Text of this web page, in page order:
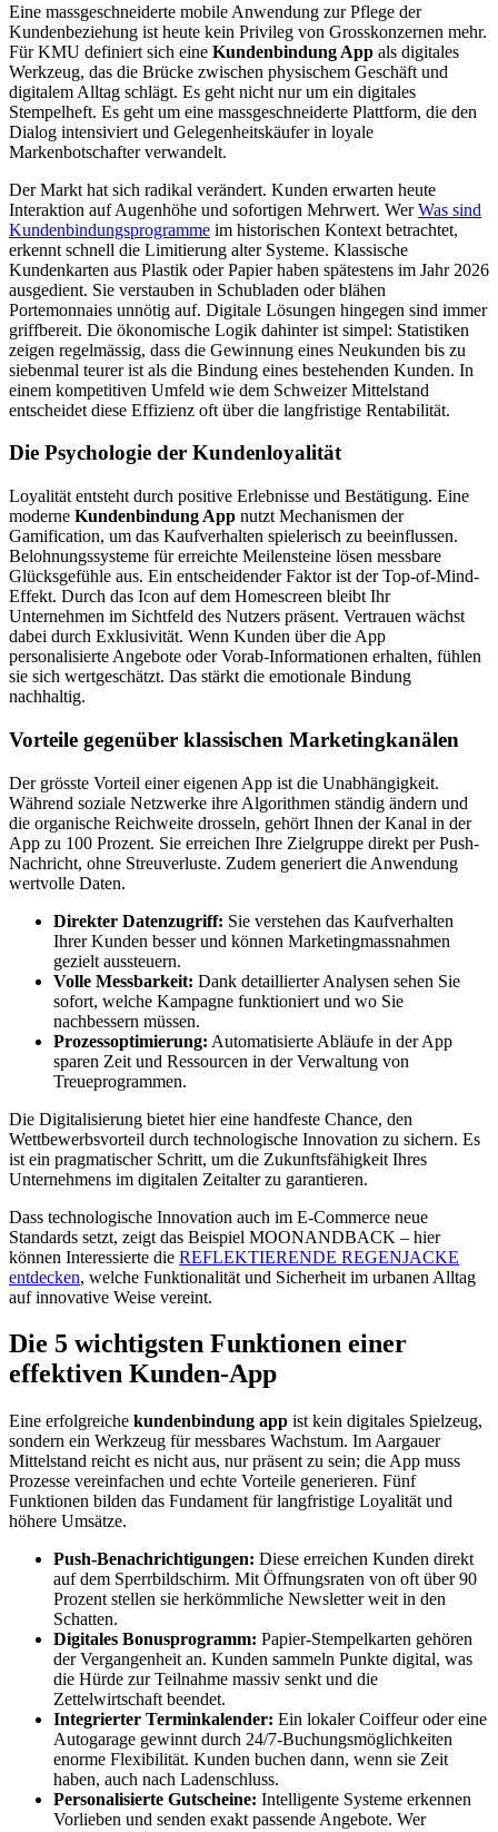
Eine massgeschneiderte mobile Anwendung zur Pflege der
Kundenbeziehung ist heute kein Privileg von Grosskonzernen mehr.
Für KMU definiert sich eine Kundenbindung App als digitales
Werkzeug, das die Brücke zwischen physischem Geschäft und
digitalem Alltag schlägt. Es geht nicht nur um ein digitales
Stempelheft. Es geht um eine massgeschneiderte Plattform, die den
Dialog intensiviert und Gelegenheitskäufer in loyale
Markenbotschafter verwandelt.
Der Markt hat sich radikal verändert. Kunden erwarten heute
Interaktion auf Augenhöhe und sofortigen Mehrwert. WerWas sind
Kundenbindungsprogramme im historischen Kontext betrachtet,
erkennt schnell die Limitierung alter Systeme. Klassische
Kundenkarten aus Plastik oder Papier haben spätestens im Jahr 2026
ausgedient. Sie verstauben in Schubladen oder blähen
Portemonnaies unnötig auf. Digitale Lösungen hingegen sind immer
griffbereit. Die ökonomische Logik dahinter ist simpel: Statistiken
zeigen regelmässig, dass die Gewinnung eines Neukunden bis zu
siebenmal teurer ist als die Bindung eines bestehenden Kunden. In
einem kompetitiven Umfeld wie dem Schweizer Mittelstand
entscheidet diese Effizienz oft über die langfristige Rentabilität.
Die Psychologie der Kundenloyalität
Loyalität entsteht durch positive Erlebnisse und Bestätigung. Eine
moderne Kundenbindung App nutzt Mechanismen der
Gamification, um das Kaufverhalten spielerisch zu beeinflussen.
Belohnungssysteme für erreichte Meilensteine lösen messbare
Glücksgefühle aus. Ein entscheidender Faktor ist der Top-of-Mind-
Effekt. Durch das Icon auf dem Homescreen bleibt Ihr
Unternehmen im Sichtfeld des Nutzers präsent. Vertrauen wächst
dabei durch Exklusivität. Wenn Kunden über die App
personalisierte Angebote oder Vorab-Informationen erhalten, fühlen
sie sich wertgeschätzt. Das stärkt die emotionale Bindung
nachhaltig.
Vorteile gegenüber klassischen Marketingkanälen
Der grösste Vorteil einer eigenen App ist die Unabhängigkeit.
Während soziale Netzwerke ihre Algorithmen ständig ändern und
die organische Reichweite drosseln, gehört Ihnen der Kanal in der
App zu 100 Prozent. Sie erreichen Ihre Zielgruppe direkt per Push-
Nachricht, ohne Streuverluste. Zudem generiert die Anwendung
wertvolle Daten.
Direkter Datenzugriff: Sie verstehen das Kaufverhalten
Ihrer Kunden besser und können Marketingmassnahmen
gezielt aussteuern.
Volle Messbarkeit: Dank detaillierter Analysen sehen Sie
sofort, welche Kampagne funktioniert und wo Sie
nachbessern müssen.
Prozessoptimierung: Automatisierte Abläufe in der App
sparen Zeit und Ressourcen in der Verwaltung von
Treueprogrammen.
Die Digitalisierung bietet hier eine handfeste Chance, den
Wettbewerbsvorteil durch technologische Innovation zu sichern. Es
ist ein pragmatischer Schritt, um die Zukunftsfähigkeit Ihres
Unternehmens im digitalen Zeitalter zu garantieren.
Dass technologische Innovation auch im E-Commerce neue
Standards setzt, zeigt das Beispiel MOONANDBACK – hier
können Interessierte die REFLEKTIERENDE REGENJACKE
entdecken, welche Funktionalität und Sicherheit im urbanen Alltag
auf innovative Weise vereint.
Die 5 wichtigsten Funktionen einer
effektiven Kunden-App
Eine erfolgreiche kundenbindung app ist kein digitales Spielzeug,
sondern ein Werkzeug für messbares Wachstum. Im Aargauer
Mittelstand reicht es nicht aus, nur präsent zu sein; die App muss
Prozesse vereinfachen und echte Vorteile generieren. Fünf
Funktionen bilden das Fundament für langfristige Loyalität und
höhere Umsätze.
Push-Benachrichtigungen: Diese erreichen Kunden direkt
auf dem Sperrbildschirm. Mit Öffnungsraten von oft über 90
Prozent stellen sie herkömmliche Newsletter weit in den
Schatten.
Digitales Bonusprogramm: Papier-Stempelkarten gehören
der Vergangenheit an. Kunden sammeln Punkte digital, was
die Hürde zur Teilnahme massiv senkt und die
Zettelwirtschaft beendet.
Integrierter Terminkalender: Ein lokaler Coiffeur oder eine
Autogarage gewinnt durch 24/7-Buchungsmöglichkeiten
enorme Flexibilität. Kunden buchen dann, wenn sie Zeit
haben, auch nach Ladenschluss.
Personalisierte Gutscheine: Intelligente Systeme erkennen
Vorlieben und senden exakt passende Angebote. Wer